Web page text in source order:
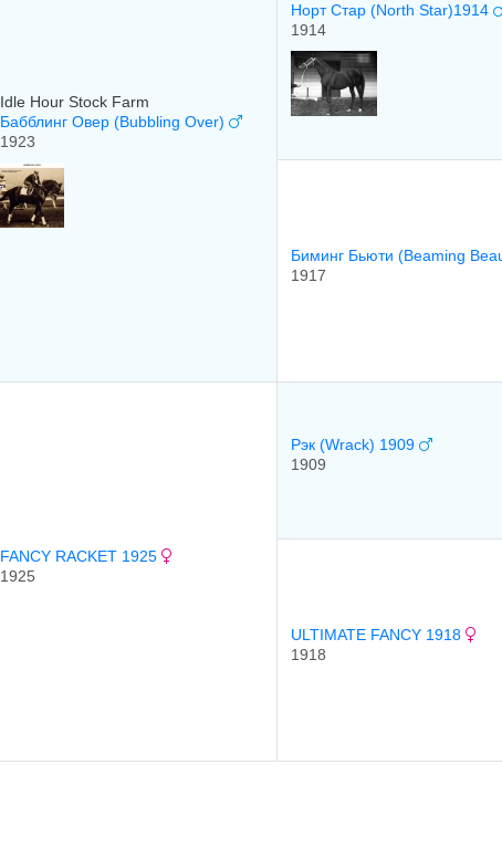
Idle Hour Stock Farm
Бабблинг Овер (Bubbling Over)
1923
Норт Стар (North Star)1914
1914
Биминг Бьюти (Beaming
1917
FANCY RACKET 1925
1925
Рэк (Wrack) 1909
1909
ULTIMATE FANCY 1918
1918